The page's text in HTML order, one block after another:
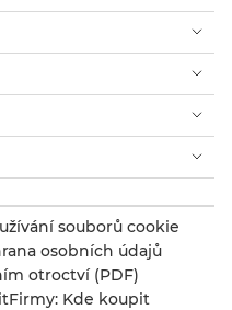
souborů cookie
osobních údajů
otroctví (PDF)
Firmy: Kde koupit